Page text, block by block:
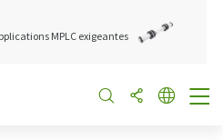
MPLC exigeantes